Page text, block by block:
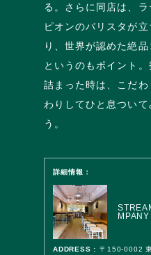
る。さらに同店は、
ピオンのバリスタが
り、世界が認めた絶
というのもポイント
詰まった時は、こだ
わりしてひと息つい
う。
詳細情報：
ADDRESS : 〒150-0002